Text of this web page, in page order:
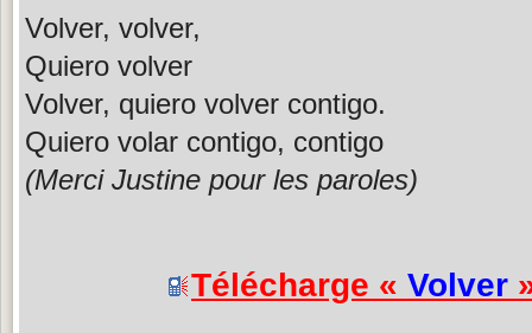
Volver, volver,
Quiero volver
Volver, quiero volver contigo.
Quiero volar contigo, contigo
(Merci Justine pour les paroles)
Télécharge « Volver